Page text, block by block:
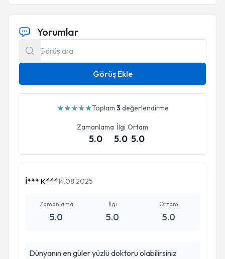
Yorumlar
Görüş Ekle
★★★★★Toplam 3 değerlendirme
Zamanlama
5.0
İlgi
5.0
Ortam
5.0
İ*** K***14.08.2025
Zamanlama
5.0
İlgi
5.0
Ortam
5.0
Dünyanın en güler yüzlü doktoru olabilirsiniz